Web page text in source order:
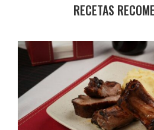
RECETAS